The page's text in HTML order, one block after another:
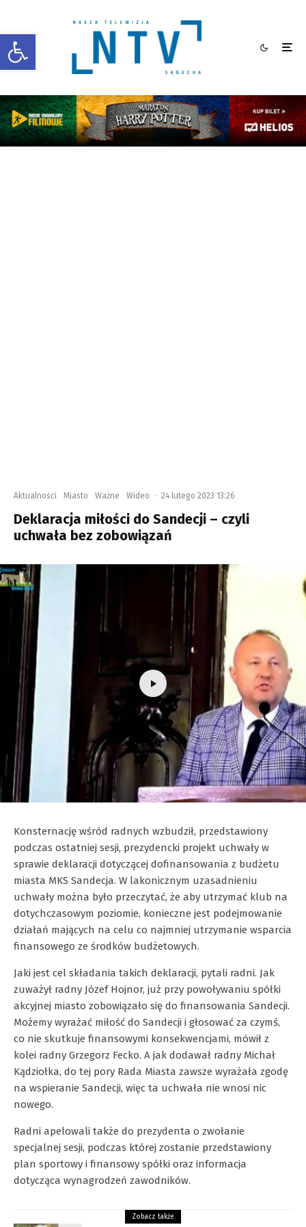
Otwórz pasek narzędzi
Aktualności Miasto Ważne Wideo · 24 lutego 2023 13:26
Deklaracja miłości do Sandecji – czyli
uchwała bez zobowiązań
Konsternację wśród radnych wzbudził, przedstawiony
podczas ostatniej sesji, prezydencki projekt uchwały w
sprawie deklaracji dotyczącej dofinansowania z budżetu
miasta MKS Sandecja. W lakonicznym uzasadnieniu
uchwały można było przeczytać, że aby utrzymać klub na
dotychczasowym poziomie, konieczne jest podejmowanie
działań mających na celu co najmniej utrzymanie wsparcia
finansowego ze środków budżetowych.
Jaki jest cel składania takich deklaracji, pytali radni. Jak
zuważył radny Józef Hojnor, już przy powoływaniu spółki
akcyjnej miasto zobowiązało się do finansowania Sandecji.
Możemy wyrażać miłość do Sandecji i głosować za czymś,
co nie skutkuje finansowymi konsekwencjami, mówił z
kolei radny Grzegorz Fecko. A jak dodawał radny Michał
Kądziołka, do tej pory Rada Miasta zawsze wyrażała zgodę
na wspieranie Sandecji, więc ta uchwała nie wnosi nic
nowego.
Radni apelowali także do prezydenta o zwołanie
specjalnej sesji, podczas której zostanie przedstawiony
plan sportowy i finansowy spółki oraz informacja
dotycząca wynagrodzeń zawodników.
Zobacz także